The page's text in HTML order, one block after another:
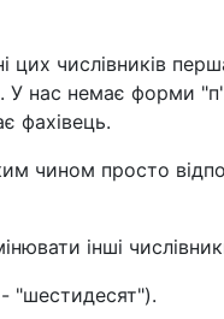
цих числівників
нас немає форми
фахівець.
просто
інші
"шестидесят").